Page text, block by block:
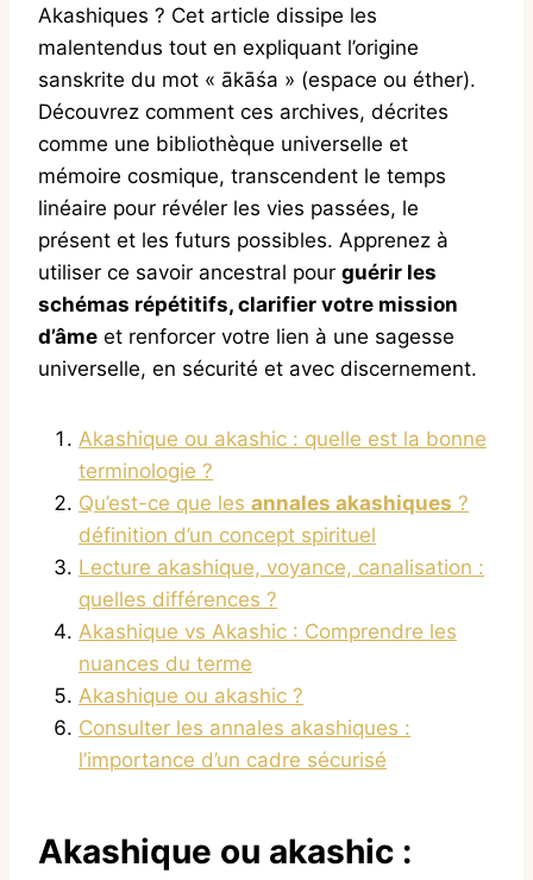
Akashiques ? Cet article dissipe les
malentendus tout en expliquant l’origine
sanskrite du mot « ākāśa » (espace ou éther).
Découvrez comment ces archives, décrites
comme une bibliothèque universelle et
mémoire cosmique, transcendent le temps
linéaire pour révéler les vies passées, le
présent et les futurs possibles. Apprenez à
utiliser ce savoir ancestral pour guérir les
schémas répétitifs, clarifier votre mission
d’âme et renforcer votre lien à une sagesse
universelle, en sécurité et avec discernement.
Akashique ou akashic : quelle est la bonne
terminologie ?
Qu’est-ce que les annales akashiques ?
définition d’un concept spirituel
Lecture akashique, voyance, canalisation :
quelles différences ?
Akashique vs Akashic : Comprendre les
nuances du terme
Akashique ou akashic ?
Consulter les annales akashiques :
l’importance d’un cadre sécurisé
Akashique ou akashic :